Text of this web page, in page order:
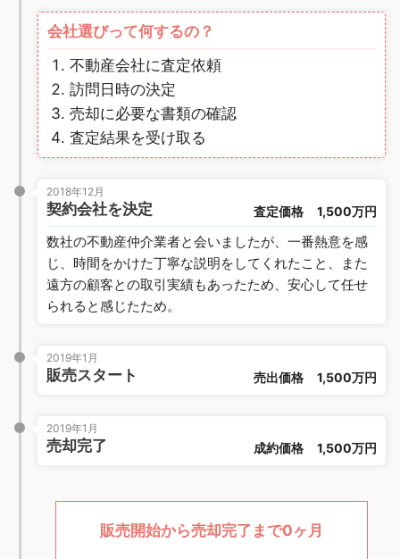
会社選びって何するの？
不動産会社に査定依頼
訪問日時の決定
売却に必要な書類の確認
査定結果を受け取る
2018年12月
契約会社を決定 査定価格 1,500万円
数社の不動産仲介業者と会いましたが、一番熱意を感
じ、時間をかけた丁寧な説明をしてくれたこと、また
遠方の顧客との取引実績もあったため、安心して任せ
られると感じたため。
2019年1月
販売スタート 売出価格 1,500万円
2019年1月
売却完了 成約価格 1,500万円
販売開始から売却完了まで0ヶ月